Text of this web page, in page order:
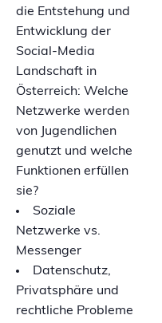
die Entstehung und
Entwicklung der
Social-Media
Landschaft in
Österreich: Welche
Netzwerke werden
von Jugendlichen
genutzt und welche
Funktionen erfüllen
sie?
Soziale
Netzwerke vs.
Messenger
Datenschutz,
Privatsphäre und
rechtliche Probleme